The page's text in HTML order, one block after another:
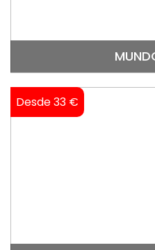
Desde 33 €